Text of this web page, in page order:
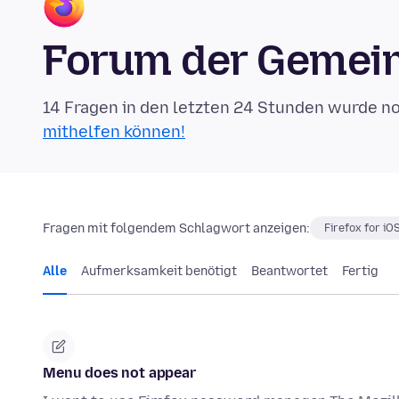
Forum der
14 Fragen in den letzten 24 Stunden wurde
mithelfen können!
Fragen mit folgendem Schlagwort anzeigen: Firefox for
Alle Aufmerksamkeit benötigt Beantwortet Fertig
Menu does not appear